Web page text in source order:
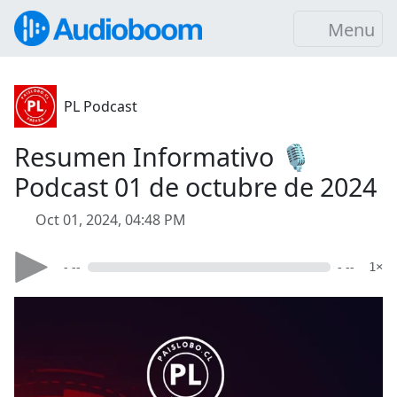
Menu
PL Podcast
Resumen Informativo 🎙️
Podcast 01 de octubre de 2024
Oct 01, 2024, 04:48 PM
- -- - -- 1×